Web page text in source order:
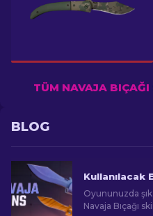
TÜM NAVAJA
BLOG
Oyununuzda
Navaja Bıçağı